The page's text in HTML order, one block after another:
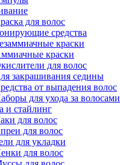
для волос
средства
краски
краски
для волос
закрашивания седины
от выпадения волос
для ухода за волосами
и стайлинг
для волос
для волос
для укладки
для волос